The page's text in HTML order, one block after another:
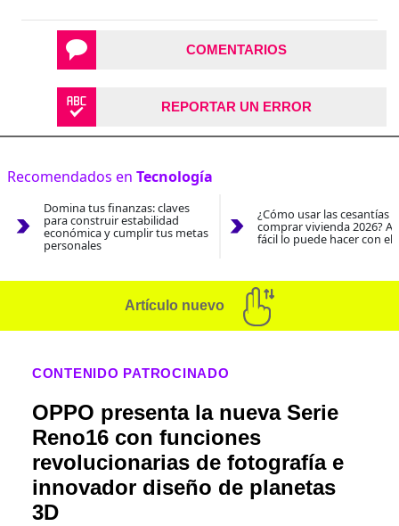
COMENTARIOS
REPORTAR UN ERROR
Recomendados en Tecnología
Domina tus finanzas: claves
para construir estabilidad
económica y cumplir tus metas
personales
¿Cómo usar las cesantías
comprar vivienda 2026?
fácil lo puede hacer con el
Artículo nuevo
CONTENIDO PATROCINADO
OPPO presenta la nueva Serie
Reno16 con funciones
revolucionarias de fotografía e
innovador diseño de planetas
3D